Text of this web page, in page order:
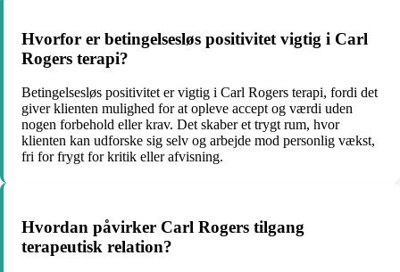
Hvorfor er betingelsesløs positivitet vigtig i Carl
Rogers terapi?
Betingelsesløs positivitet er vigtig i Carl Rogers terapi, fordi det
giver klienten mulighed for at opleve accept og værdi uden
nogen forbehold eller krav. Det skaber et trygt rum, hvor
klienten kan udforske sig selv og arbejde mod personlig vækst,
fri for frygt for kritik eller afvisning.
Hvordan påvirker Carl Rogers tilgang
terapeutisk relation?